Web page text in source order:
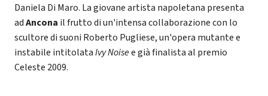
Daniela Di Maro. La giovane artista napoletana presenta
adAncona il frutto di un'intensa collaborazione con lo
scultore di suoni Roberto Pugliese, un'opera mutante e
instabile intitolataIvy Noisee già finalista al premio
Celeste 2009.